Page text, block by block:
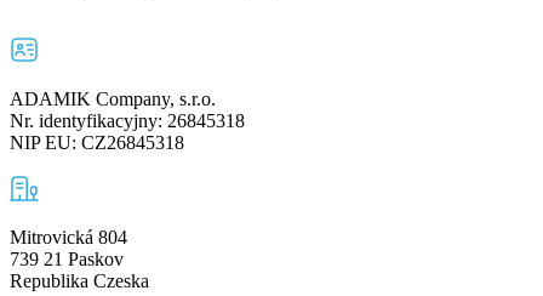
ADAMIK Company, s.r.o.
Nr. identyfikacyjny: 26845318
NIP EU: CZ26845318
Mitrovická 804
739 21 Paskov
Republika Czeska